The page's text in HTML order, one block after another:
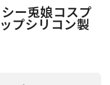
ー兎娘コスプ
プシリコン製